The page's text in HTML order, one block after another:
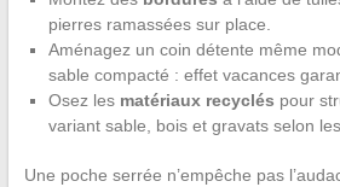
pierres ramassées sur place.
Aménagez un coin détente même
sable compacté : effet vacances
Osez les matériaux recyclés pour
variant sable, bois et gravats selon
Une poche serrée n’empêche pas